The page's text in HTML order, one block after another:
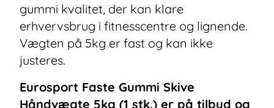
gummi kvalitet, der kan klare
erhvervsbrug i fitnesscentre og lignende.
Vægten på 5kg er fast og kan ikke
justeres.
Eurosport Faste Gummi Skive
Håndvægte 5kg (1 stk.) er på tilbud og